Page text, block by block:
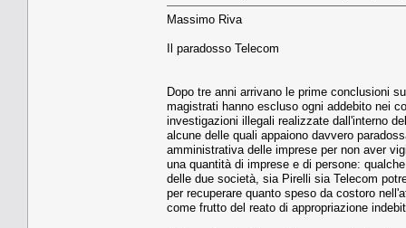
Massimo Riva
Il paradosso Telecom
Dopo tre anni arrivano le prime conclusioni
magistrati hanno escluso ogni addebito nei
investigazioni illegali realizzate dall'interno
alcune delle quali appaiono davvero
amministrativa delle imprese per non aver
una quantità di imprese e di persone:
delle due società, sia Pirelli sia Telecom
per recuperare quanto speso da costoro
come frutto del reato di appropriazione